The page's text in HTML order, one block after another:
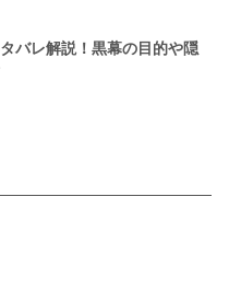
バレ解説！黒幕の目的や隠